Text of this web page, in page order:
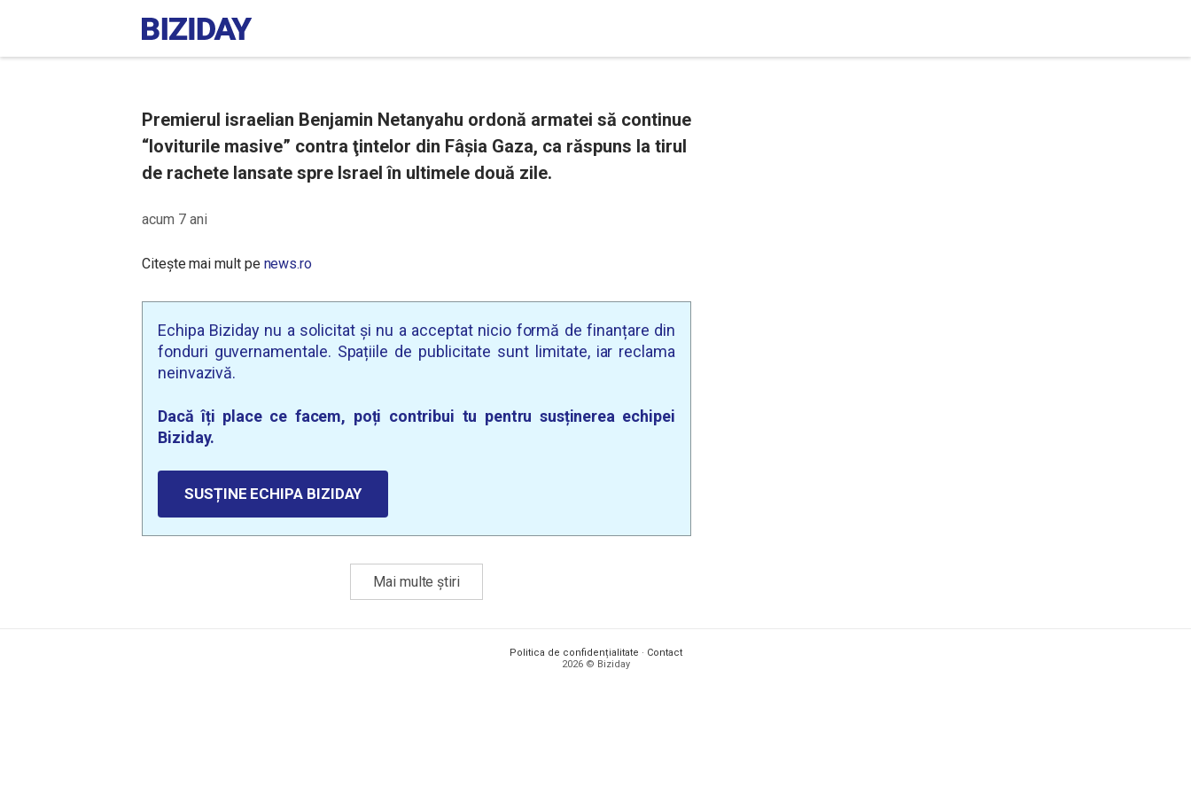
Premierul israelian Benjamin Netanyahu ordonă armatei să continue
“loviturile masive” contra ţintelor din Fâşia Gaza, ca răspuns la tirul
de rachete lansate spre Israel în ultimele două zile.
acum 7 ani
Citește mai mult pe news.ro
Echipa Biziday nu a solicitat și nu a acceptat nicio formă de finanțare din
fonduri guvernamentale. Spațiile de publicitate sunt limitate, iar reclama
neinvazivă.
Dacă îți place ce facem, poți contribui tu pentru susținerea echipei
Biziday.
SUSȚINE ECHIPA BIZIDAY
Mai multe știri
Politica de confidențialitate · Contact
2026 © Biziday